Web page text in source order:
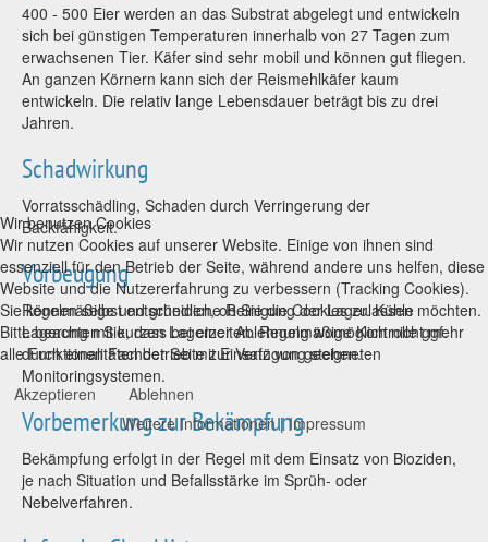
400 - 500 Eier werden an das Substrat abgelegt und entwickeln
sich bei günstigen Temperaturen innerhalb von 27 Tagen zum
erwachsenen Tier. Käfer sind sehr mobil und können gut fliegen.
An ganzen Körnern kann sich der Reismehlkäfer kaum
entwickeln. Die relativ lange Lebensdauer beträgt bis zu drei
Jahren.
Schadwirkung
Vorratsschädling, Schaden durch Verringerung der
Backfähigkeit.
Vorbeugung
Regelmäßige und gründliche Reinigung der Lager. Kühle
Lagerung mit kurzen Lagerzeiten. Regelmäßige Kontrolle ggf.
durch einen Fachbetrieb mit Einsatz von geeigneten
Monitoringsystemen.
Vorbemerkung zur Bekämpfung
Bekämpfung erfolgt in der Regel mit dem Einsatz von Bioziden,
je nach Situation und Befallsstärke im Sprüh- oder
Nebelverfahren.
Wir benutzen Cookies
Wir nutzen Cookies auf unserer Website. Einige von ihnen sind
essenziell für den Betrieb der Seite, während andere uns helfen, diese
Website und die Nutzererfahrung zu verbessern (Tracking Cookies).
Sie können selbst entscheiden, ob Sie die Cookies zulassen möchten.
Bitte beachten Sie, dass bei einer Ablehnung womöglich nicht mehr
alle Funktionalitäten der Seite zur Verfügung stehen.
Akzeptieren
Ablehnen
Weitere Informationen|Impressum